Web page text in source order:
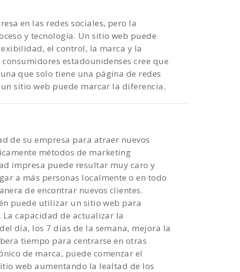
en las redes sociales, pero la
y tecnología. Un sitio web puede
el control, la marca y la
estadounidenses cree que
que solo tiene una página de redes
sitio web puede marcar la diferencia.
de su empresa para atraer nuevos
métodos de marketing
impresa puede resultar muy caro y
a más personas localmente o en todo
de encontrar nuevos clientes.
puede utilizar un sitio web para
capacidad de actualizar la
día, los 7 días de la semana, mejora la
tiempo para centrarse en otras
de marca, puede comenzar el
web aumentando la lealtad de los